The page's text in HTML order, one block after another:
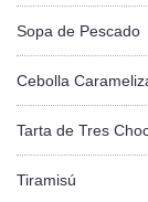
Sopa de Pescado
Cebolla
Tarta de Tres
Tiramisú